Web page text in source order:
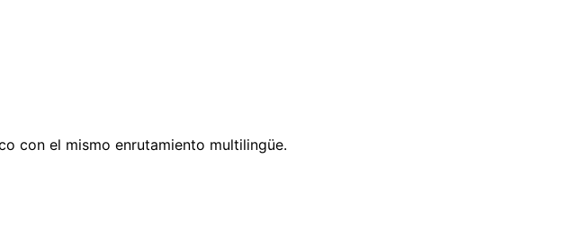
con el mismo enrutamiento multilingüe.